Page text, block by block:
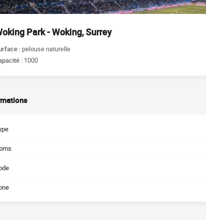
Park - Woking, Surrey
: pelouse naturelle
: 1000